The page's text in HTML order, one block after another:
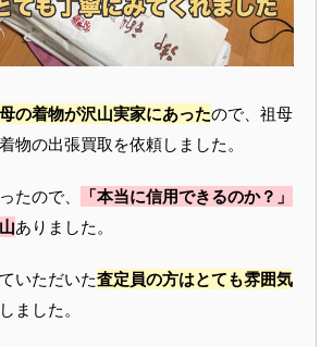
の着物が沢山実家にあったので、祖母
物の出張買取を依頼しました。
たので、
「本当に信用できるのか？」
ありました。
いただいた査定員の方はとても雰囲気
しました。